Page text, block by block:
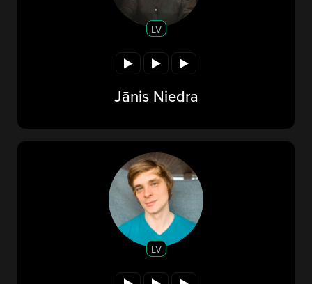
LV
Jānis Niedra
LV